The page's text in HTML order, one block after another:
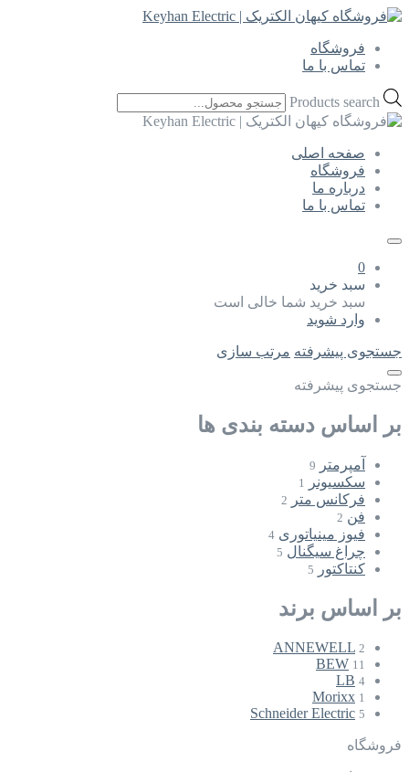
فروشگاه
تماس با ما
Products search
صفحه اصلی
فروشگاه
درباره ما
تماس با ما
0
سبد خرید
سبد خرید شما خالی است
وارد شوید
جستجوی پیشرفته مرتب سازی
جستجوی پیشرفته
بر اساس دسته بندی ها
آمپرمتر 9
سکسیونر 1
فرکانس متر 2
فن 2
فیوز مینیاتوری 4
چراغ سیگنال 5
کنتاکتور 5
بر اساس برند
ANNEWELL 2
BEW 11
LB 4
Morixx 1
Schneider Electric 5
فروشگاه